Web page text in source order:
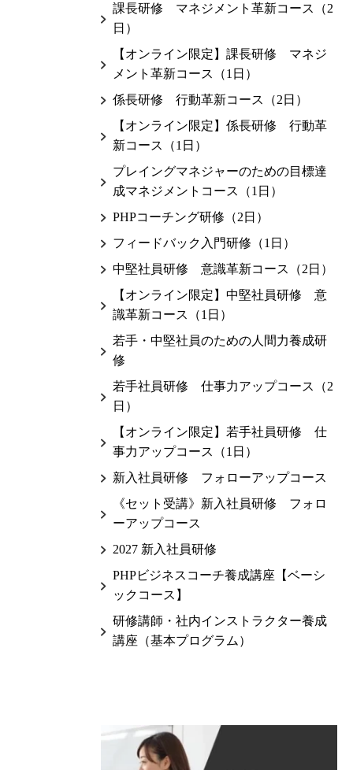
課長研修 マネジメント革新コース（2
日）
【オンライン限定】課長研修 マネジ
メント革新コース（1日）
係長研修 行動革新コース（2日）
【オンライン限定】係長研修 行動革
新コース（1日）
プレイングマネジャーのための目標達
成マネジメントコース（1日）
PHPコーチング研修（2日）
フィードバック入門研修（1日）
中堅社員研修 意識革新コース（2日）
【オンライン限定】中堅社員研修 意
識革新コース（1日）
若手・中堅社員のための人間力養成研
修
若手社員研修 仕事力アップコース（2
日）
【オンライン限定】若手社員研修 仕
事力アップコース（1日）
新入社員研修 フォローアップコース
《セット受講》新入社員研修 フォロ
ーアップコース
2027 新入社員研修
PHPビジネスコーチ養成講座【ベーシ
ックコース】
研修講師・社内インストラクター養成
講座（基本プログラム）